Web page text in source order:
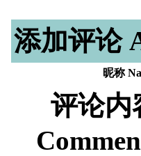
添加评论
昵称
评论内